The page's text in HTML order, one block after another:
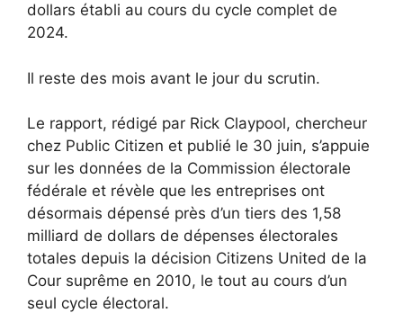
dollars établi au cours du cycle complet de
2024.
Il reste des mois avant le jour du scrutin.
Le rapport, rédigé par Rick Claypool, chercheur
chez Public Citizen et publié le 30 juin, s’appuie
sur les données de la Commission électorale
fédérale et révèle que les entreprises ont
désormais dépensé près d’un tiers des 1,58
milliard de dollars de dépenses électorales
totales depuis la décision Citizens United de la
Cour suprême en 2010, le tout au cours d’un
seul cycle électoral.